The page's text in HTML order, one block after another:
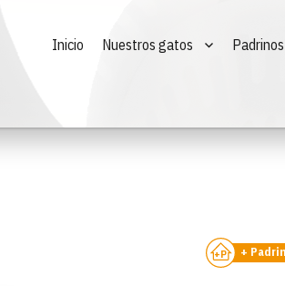
Inicio Nuestros gatos Padrinos
+
+P